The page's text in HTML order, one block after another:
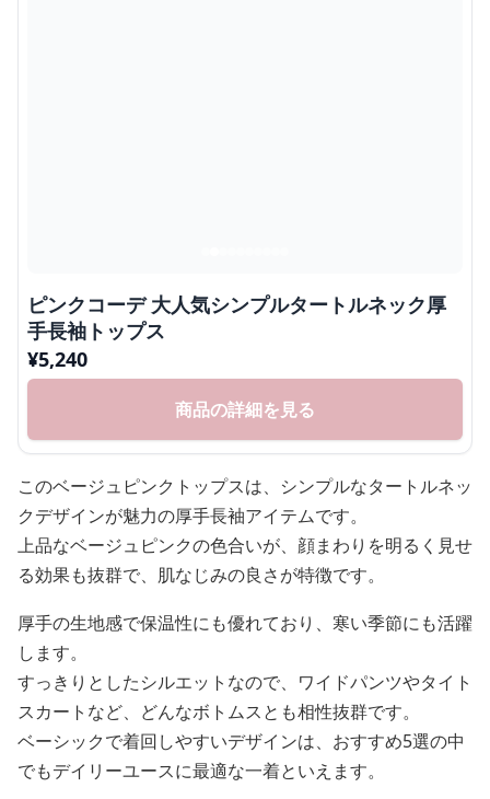
ピンクコーデ 大人気シンプルタートルネック厚
手長袖トップス
¥5,240
商品の詳細を見る
このベージュピンクトップスは、シンプルなタートルネッ
クデザインが魅力の厚手長袖アイテムです。
上品なベージュピンクの色合いが、顔まわりを明るく見せ
る効果も抜群で、肌なじみの良さが特徴です。
厚手の生地感で保温性にも優れており、寒い季節にも活躍
します。
すっきりとしたシルエットなので、ワイドパンツやタイト
スカートなど、どんなボトムスとも相性抜群です。
ベーシックで着回しやすいデザインは、おすすめ5選の中
でもデイリーユースに最適な一着といえます。